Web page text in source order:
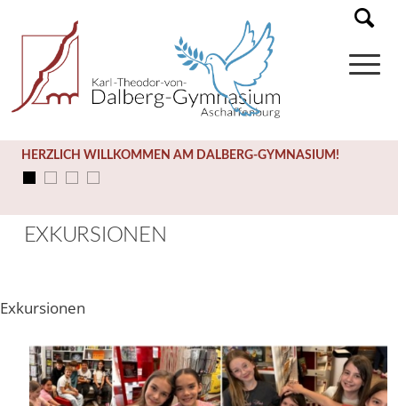
HERZLICH WILLKOMMEN AM DALBERG-GYMNASIUM!
EXKURSIONEN
Exkursionen